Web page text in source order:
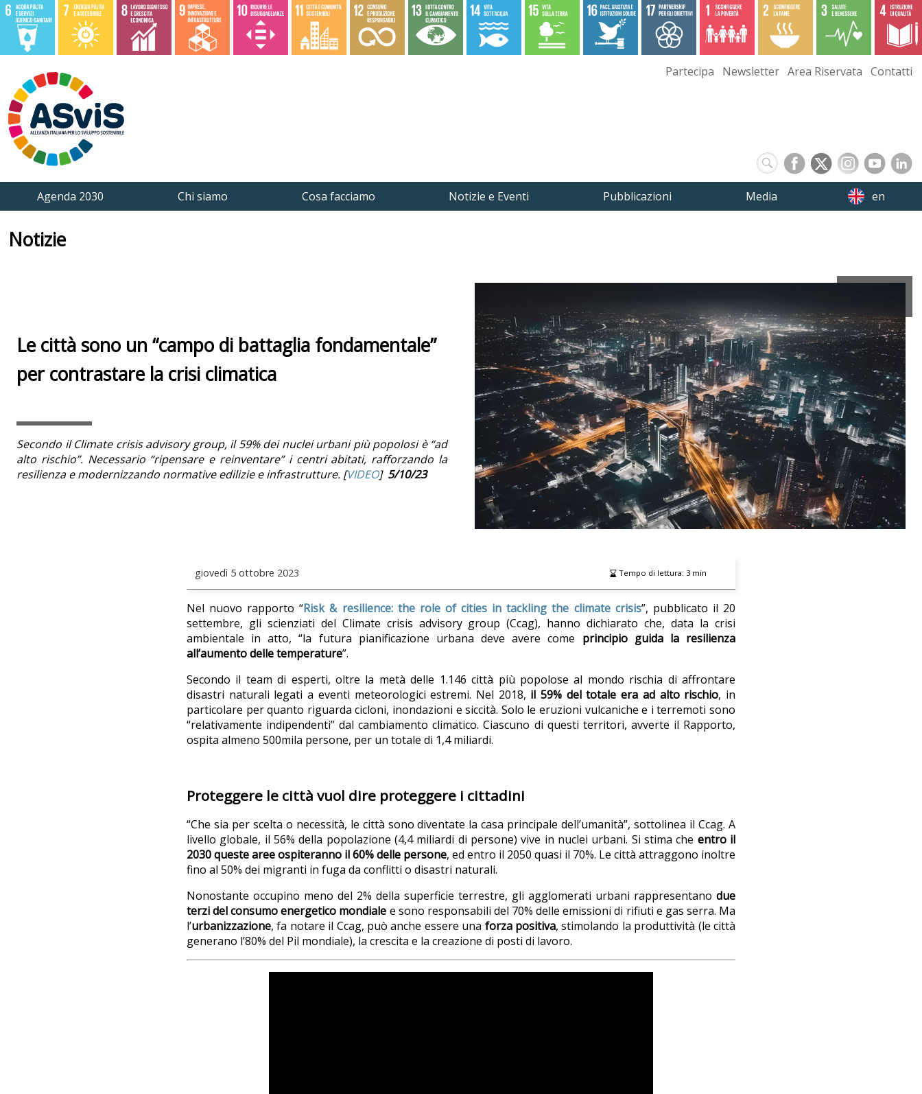
Partecipa Newsletter Area Riservata Contatti
Agenda 2030 Chi siamo Cosa facciamo Notizie e Eventi Pubblicazioni Media en
Notizie
Le città sono un “campo di battaglia fondamentale”
per contrastare la crisi climatica
Secondo il Climate crisis advisory group, il 59% dei nuclei urbani più popolosi è “ad
alto rischio”. Necessario “ripensare e reinventare” i centri abitati, rafforzando la
resilienza e modernizzando normative edilizie e infrastrutture. [VIDEO] 5/10/23
giovedì 5 ottobre 2023 Tempo di lettura: 3min
Nel nuovo rapporto “Risk & resilience: the role of cities in tackling the climate crisis”, pubblicato il 20
settembre, gli scienziati del Climate crisis advisory group (Ccag), hanno dichiarato che, data la crisi
ambientale in atto, “la futura pianificazione urbana deve avere come principio guida la resilienza
all’aumento delle temperature”.
Secondo il team di esperti, oltre la metà delle 1.146 città più popolose al mondo rischia di affrontare
disastri naturali legati a eventi meteorologici estremi. Nel 2018, il 59% del totale era ad alto rischio, in
particolare per quanto riguarda cicloni, inondazioni e siccità. Solo le eruzioni vulcaniche e i terremoti sono
“relativamente indipendenti” dal cambiamento climatico. Ciascuno di questi territori, avverte il Rapporto,
ospita almeno 500mila persone, per un totale di 1,4 miliardi.
Proteggere le città vuol dire proteggere i cittadini
“Che sia per scelta o necessità, le città sono diventate la casa principale dell’umanità”, sottolinea il Ccag. A
livello globale, il 56% della popolazione (4,4 miliardi di persone) vive in nuclei urbani. Si stima che entro il
2030 queste aree ospiteranno il 60% delle persone, ed entro il 2050 quasi il 70%. Le città attraggono inoltre
fino al 50% dei migranti in fuga da conflitti o disastri naturali.
Nonostante occupino meno del 2% della superficie terrestre, gli agglomerati urbani rappresentano due
terzi del consumo energetico mondiale e sono responsabili del 70% delle emissioni di rifiuti e gas serra. Ma
l’urbanizzazione, fa notare il Ccag, può anche essere una forza positiva, stimolando la produttività (le città
generano l’80% del Pil mondiale), la crescita e la creazione di posti di lavoro.